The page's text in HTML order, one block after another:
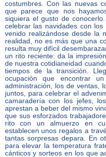
costumbres. Con las nuevas
que parece que nos
siquiera el gusto de
celebrar las navidades con
venido realizándose desde la
realidad, no es más que una
resulta muy difícil
un rito reciente: da la
de nuestra cotidianeidad
tiempos de la transición.
ocupación que encontrar
administración, los de ventas,
juntos, para celebrar el
camaradería con los jefes,
aprestan a beber del mismo
que sus esforzados
rito con un almuerzo en
establecen unos regalos a
tantas sorpresas depara. En
para elevar la temperatura
cánticos y sorteos en los que